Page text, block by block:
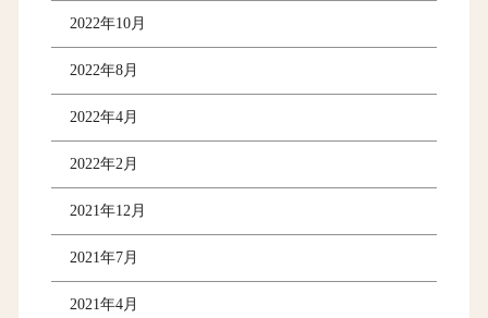
2022年10月
2022年8月
2022年4月
2022年2月
2021年12月
2021年7月
2021年4月